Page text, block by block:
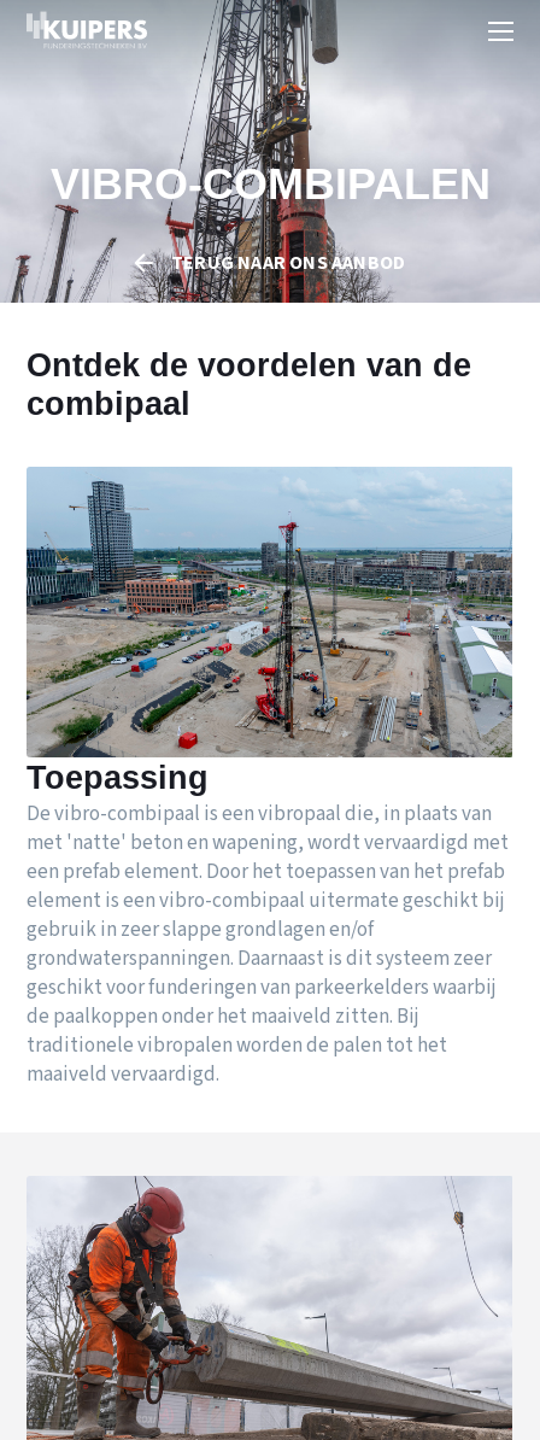
VIBRO-COMBIPALEN
TERUG NAARONS AANBOD
Ontdek de voordelen van de
combipaal
Toepassing
De vibro-combipaal is een vibropaal die, in plaats van
met 'natte' beton en wapening, wordt vervaardigd met
een prefab element. Door het toepassen van het prefab
element is een vibro-combipaal uitermate geschikt bij
gebruik in zeer slappe grondlagen en/of
grondwaterspanningen. Daarnaast is dit systeem zeer
geschikt voor funderingen van parkeerkelders waarbij
de paalkoppen onder het maaiveld zitten. Bij
traditionele vibropalen worden de palen tot het
maaiveld vervaardigd.